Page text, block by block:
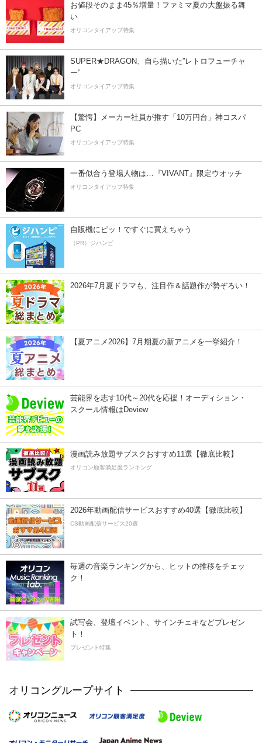
お値段そのまま45％増量！ファミマ夏の大盤振る舞
い
オリコンタイアップ特集
SUPER★DRAGON、自ら描いた”レトロフューチャ
ー”
オリコンタイアップ特集
【驚愕】メーカー社員が推す「10万円台」神コスパ
PC
オリコンタイアップ特集
一番似合う登場人物は…『VIVANT』限定ウオッチ
オリコンタイアップ特集
自販機にピッ！ですぐに買えちゃう
（PR）ジハンピ
2026年7月夏ドラマも、注目作＆話題作が勢ぞろい！
【夏アニメ2026】7月期夏の新アニメを一挙紹介！
芸能界を志す10代～20代を応援！オーディション・
スクール情報はDeview
漫画読み放題サブスクおすすめ11選【徹底比較】
オリコン顧客満足度ランキング
2026年動画配信サービスおすすめ40選【徹底比較】
CS動画配信サービス20選
毎週の音楽ランキングから、ヒットの推移をチェッ
ク！
試写会、登壇イベント、サインチェキなどプレゼン
ト！
プレゼント特集
オリコングループサイト